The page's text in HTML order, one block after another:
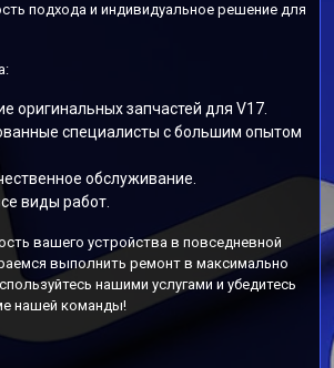
подхода и индивидуальное решение для
оригинальных запчастей для V17.
специалисты с большим опытом
обслуживание.
виды работ.
вашего устройства в повседневной
выполнить ремонт в максимально
нашими услугами и убедитесь
нашей команды!